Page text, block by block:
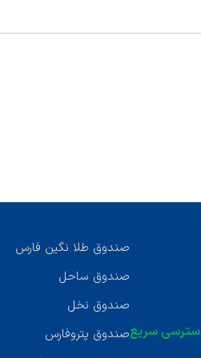
سریع
صندوق طلا نگین فارس
صندوق ساحل
صندوق نخل
صندوق پتروفارس